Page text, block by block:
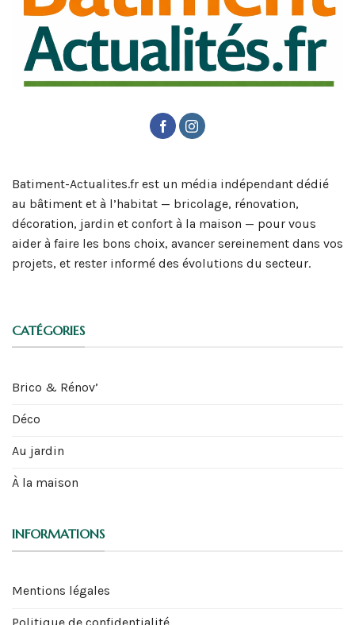
Batiment-Actualites.fr est un média indépendant dédié
au bâtiment et à l’habitat — bricolage, rénovation,
décoration, jardin et confort à la maison — pour vous
aider à faire les bons choix, avancer sereinement dans vos
projets, et rester informé des évolutions du secteur.
CATÉGORIES
Brico & Rénov’
Déco
Au jardin
À la maison
INFORMATIONS
Mentions légales